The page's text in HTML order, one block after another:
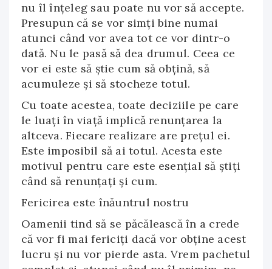
nu îl înțeleg sau poate nu vor să accepte.
Presupun că se vor simți bine numai
atunci când vor avea tot ce vor dintr-o
dată. Nu le pasă să dea drumul. Ceea ce
vor ei este să știe cum să obțină, să
acumuleze și să stocheze totul.
Cu toate acestea, toate deciziile pe care
le luați în viață implică renunțarea la
altceva. Fiecare realizare are prețul ei.
Este imposibil să ai totul. Acesta este
motivul pentru care este esențial să știți
când să renunțați și cum.
Fericirea este înăuntrul nostru
Oamenii tind să se păcălească în a crede
că vor fi mai fericiți dacă vor obține acest
lucru și nu vor pierde asta. Vrem pachetul